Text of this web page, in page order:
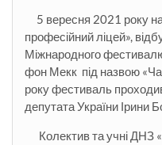
5 вересня 2021 року на
професійний ліцей»,
Міжнародного
фон Мекк під назвою
року фестиваль
депутата України Ірини
Колектив та учні ДНЗ